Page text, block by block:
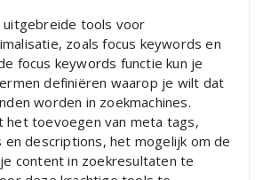
uitgebreide tools voor
zoals focus keywords en
focus keywords functie kun je
definiëren waarop je wilt dat
worden in zoekmachines.
het toevoegen van meta tags,
descriptions, het mogelijk om de
content in zoekresultaten te